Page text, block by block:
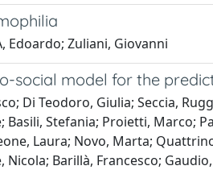
Edoardo; Zuliani, Giovanni
social model for the
Di Teodoro, Giulia; Seccia,
Stefania; Proietti, Marco;
Laura; Novo, Marta;
Barillà, Francesco;